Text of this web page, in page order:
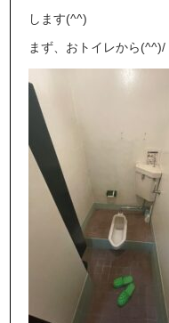
します(^^)
まず、おトイレから(^^)/